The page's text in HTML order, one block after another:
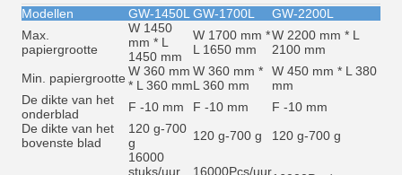
Modellen GW-1450L GW-1700L
GW-2200L
Max.
papiergrootte
W 1450
mm * L
1450 mm
W 1700 mm *
L 1650 mm
W 2200 mm * L
2100 mm
Min. papiergrootte W 360 mm
* L 360 mm
W 360 mm *
L 360 mm
W 450 mm * L 380
mm
De dikte van het
onderblad
F -10 mm F -10 mm
F -10 mm
De dikte van het
bovenste blad
120 g-700
g
120 g-700 g 120 g-700 g
16000
stuks/uur
16000Pcs/uur